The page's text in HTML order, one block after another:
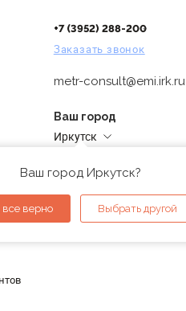
+7 (3952) 288-200
Заказать звонок
metr-consult@emi.irk.ru
Ваш город
Иркутск
Ваш город Иркутск?
все верно Выбрать другой